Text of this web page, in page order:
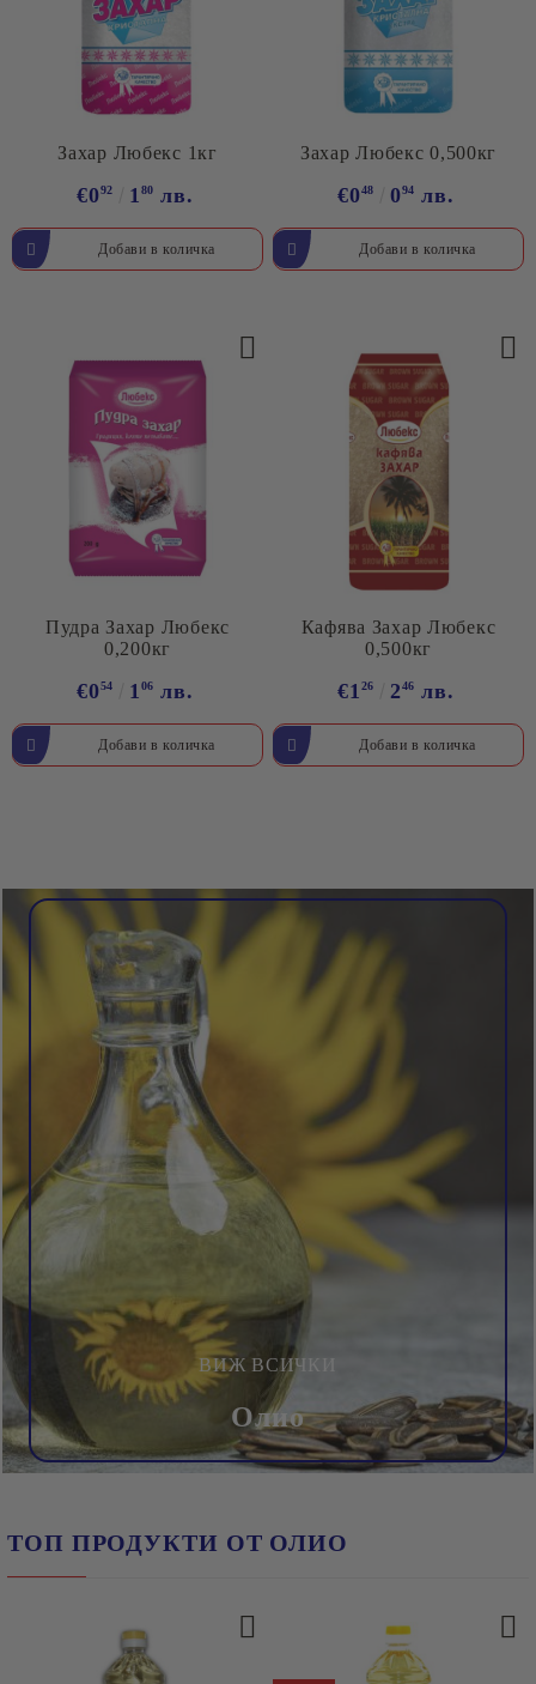
Захар Любекс 1кг
€092 180 лв.
Захар Любекс 0,500кг
€048 094 лв.
Пудра Захар Любекс
0,200кг
€054 106 лв.
Кафява Захар Любекс
0,500кг
€126 246 лв.
Олио
ВИЖ ВСИЧКИ
ТОП ПРОДУКТИ ОТ ОЛИО